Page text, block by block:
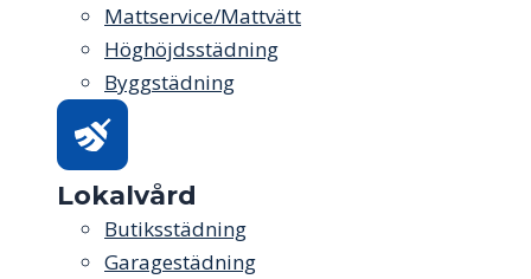
Mattservice/Mattvätt
Höghöjdsstädning
Byggstädning
Lokalvård
Butiksstädning
Garagestädning